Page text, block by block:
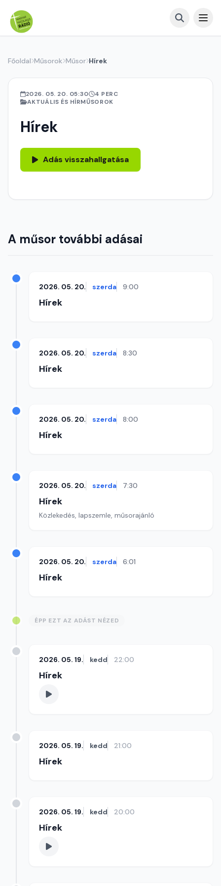
Főoldal Műsorok Műsor Hírek
2026. 05. 20. 05:30
4 PERC
AKTUÁLIS ÉS HÍRMŰSOROK
Hírek
Adás visszahallgatása
A műsor további adásai
2026. 05. 20. szerda 9:00
Hírek
2026. 05. 20. szerda 8:30
Hírek
2026. 05. 20. szerda 8:00
Hírek
2026. 05. 20. szerda 7:30
Hírek
Közlekedés, lapszemle, műsorajánló
2026. 05. 20. szerda 6:01
Hírek
ÉPP EZT AZ ADÁST NÉZED
2026. 05. 19. kedd 22:00
Hírek
2026. 05. 19. kedd 21:00
Hírek
2026. 05. 19. kedd 20:00
Hírek